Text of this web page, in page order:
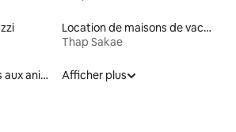
Location de maisons de vacances
Thap Sakae
Locations adaptées aux animaux
Afficher plus